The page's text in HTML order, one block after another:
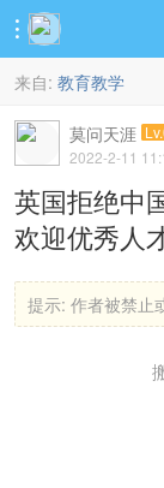

来自: 教育教学
莫问天涯
2022-2-11
英国拒绝中
欢迎优秀人
提示: 作者被禁止